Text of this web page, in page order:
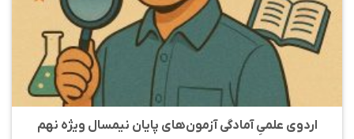
اردوی علمیِ آمادگی آزمون‌های پایان نیمسال ویژه نهم